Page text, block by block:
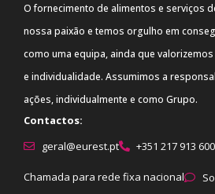
O fornecimento de alimentos e serviços
nossa paixão e temos orgulho em
como uma equipa, ainda que
e individualidade. Assumimos a
ações, individualmente e como Grupo.
Contactos:
geral@eurest.pt
+351 217 913 600
Chamada para rede fixa nacional